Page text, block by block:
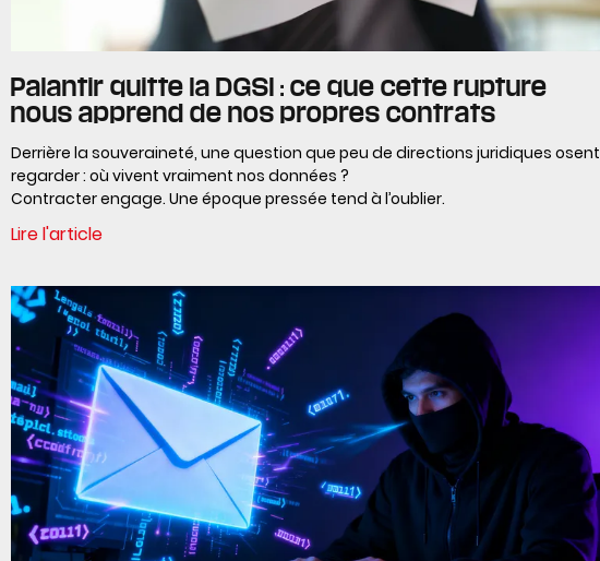
Palantir quitte la DGSI : ce que cette rupture
nous apprend de nos propres contrats
Derrière la souveraineté, une question que peu de directions juridiques osent
regarder : où vivent vraiment nos données ?
Contracter engage. Une époque pressée tend à l’oublier.
Lire l'article